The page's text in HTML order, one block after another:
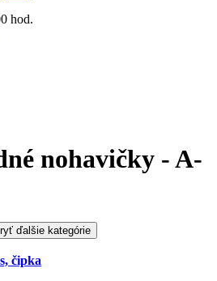
hod.
nohavičky - A-
ďalšie kategórie
čipka